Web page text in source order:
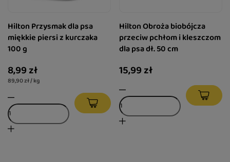
Hilton Przysmak dla psa
miękkie piersi z kurczaka
100 g
8,99 zł
89,90 zł / kg
Hilton Obroża biobójcza
przeciw pchłom i kleszczom
dla psa dł. 50 cm
15,99 zł